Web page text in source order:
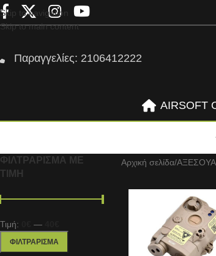
Skip to navigation
Skip to main content
Παραγγελίες: 2106412222
AIRSOFT
ΦΙΛΤΡΆΡΙΣΜΑ ΜΕ
ΤΙΜΉ
ΦΙΛΤΡΆΡΙΣΜΑ
Τιμή: —
Αρχική σελίδα/